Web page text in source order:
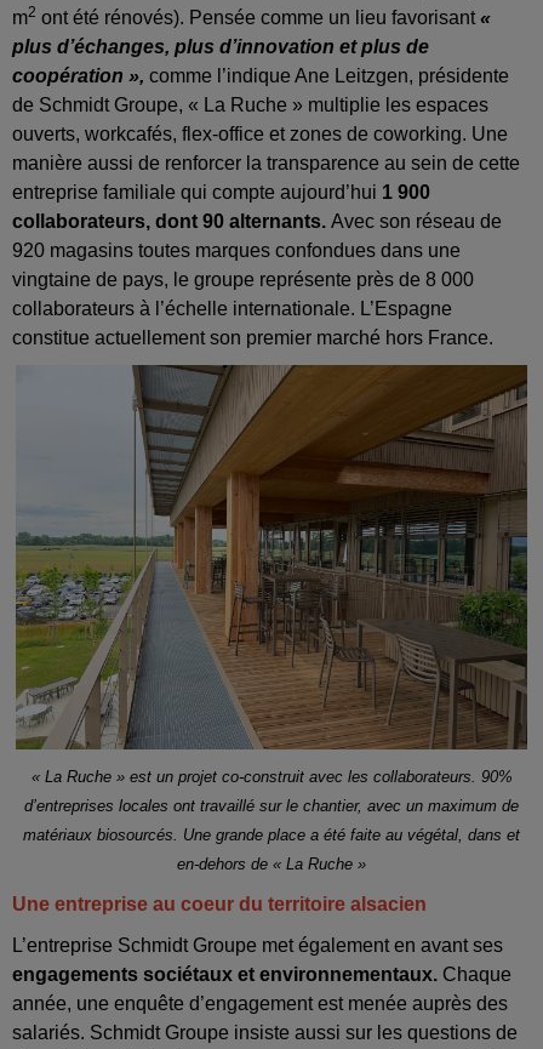
m2 ont été rénovés). Pensée comme un lieu favorisant«
plus d’échanges, plus d’innovation et plus de
coopération », comme l’indique Ane Leitzgen, présidente
de Schmidt Groupe, « La Ruche » multiplie les espaces
ouverts, workcafés, flex-office et zones de coworking. Une
manière aussi de renforcer la transparence au sein de cette
entreprise familiale qui compte aujourd’hui 1 900
collaborateurs, dont 90 alternants. Avec son réseau de
920 magasins toutes marques confondues dans une
vingtaine de pays, le groupe représente près de 8 000
collaborateurs à l’échelle internationale. L’Espagne
constitue actuellement son premier marché hors France.
« La Ruche » est un projet co-construit avec les collaborateurs. 90%
d’entreprises locales ont travaillé sur le chantier, avec un maximum de
matériaux biosourcés. Une grande place a été faite au végétal, dans et
en-dehors de « La Ruche »
Une entreprise au coeur du territoire alsacien
L’entreprise Schmidt Groupe met également en avant ses
engagements sociétaux et environnementaux. Chaque
année, une enquête d’engagement est menée auprès des
salariés. Schmidt Groupe insiste aussi sur les questions de